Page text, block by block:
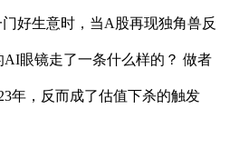
好生意时，当A股再现独角兽反
眼镜走了一条什么样的？ 做者
年，反而成了估值下杀的触发